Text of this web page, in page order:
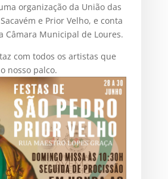
organização da União das
e Prior Velho, e conta
Câmara Municipal de Loures.
com todos os artistas que
nosso palco.